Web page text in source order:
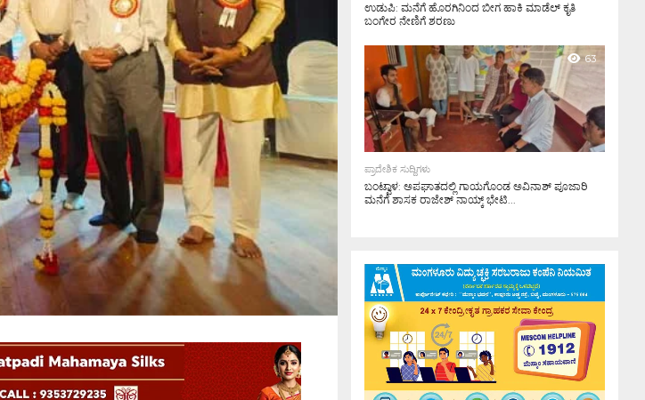
ಉಡುಪಿ: ಮನೆಗೆ ಹೊರಗಿನಿಂದ ಬೀಗ ಹಾಕಿ ಮಾಡೆಲ್ ಕೃತಿ
ಬಂಗೇರ ನೇಣಿಗೆ ಶರಣು
63
ಪ್ರಾದೇಶಿಕ ಸುದ್ದಿಗಳು
ಬಂಟ್ವಾಳ: ಅಪಘಾತದಲ್ಲಿ ಗಾಯಗೊಂಡ ಅವಿನಾಶ್ ಪೂಜಾರಿ
ಮನೆಗೆ ಶಾಸಕ ರಾಜೇಶ್ ನಾಯ್ಕ್ ಭೇಟಿ...